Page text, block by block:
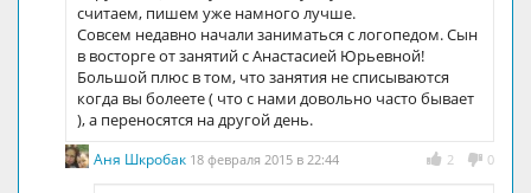
считаем, пишем уже намного лучше.
Совсем недавно начали заниматься с логопедом. Сын
в восторге от занятий с Анастасией Юрьевной!
Большой плюс в том, что занятия не списываются
когда вы болеете ( что с нами довольно часто бывает
), а переносятся на другой день.
2 0
Аня Шкробак 18 февраля 2015 в 22:44